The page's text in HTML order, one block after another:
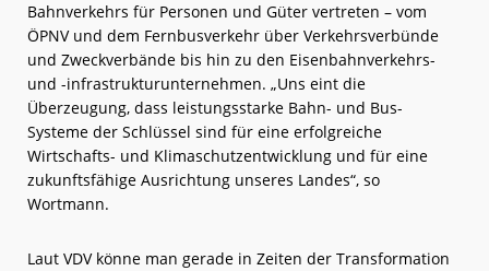
Bahnverkehrs für Personen und Güter vertreten – vom
ÖPNV und dem Fernbusverkehr über Verkehrsverbünde
und Zweckverbände bis hin zu den Eisenbahnverkehrs-
und -infrastrukturunternehmen. „Uns eint die
Überzeugung, dass leistungsstarke Bahn- und Bus-
Systeme der Schlüssel sind für eine erfolgreiche
Wirtschafts- und Klimaschutzentwicklung und für eine
zukunftsfähige Ausrichtung unseres Landes“, so
Wortmann.
Laut VDV könne man gerade in Zeiten der Transformation